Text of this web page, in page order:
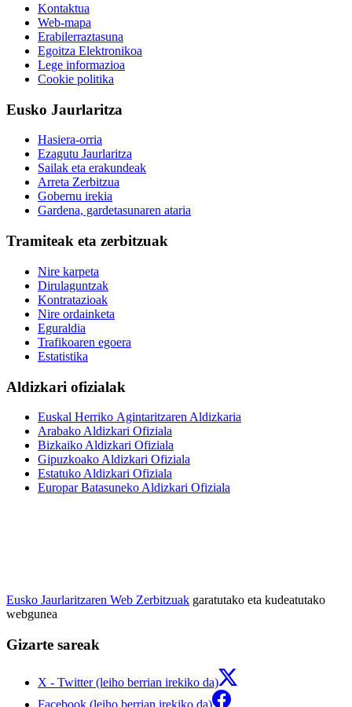
Kontaktua
Web-mapa
Erabilerraztasuna
Egoitza Elektronikoa
Lege informazioa
Cookie politika
Eusko Jaurlaritza
Hasiera-orria
Ezagutu Jaurlaritza
Sailak eta erakundeak
Arreta Zerbitzua
Gobernu irekia
Gardena, gardetasunaren ataria
Tramiteak eta zerbitzuak
Nire karpeta
Dirulaguntzak
Kontratazioak
Nire ordainketa
Eguraldia
Trafikoaren egoera
Estatistika
Aldizkari ofizialak
Euskal Herriko Agintaritzaren Aldizkaria
Arabako Aldizkari Ofiziala
Bizkaiko Aldizkari Ofiziala
Gipuzkoako Aldizkari Ofiziala
Estatuko Aldizkari Ofiziala
Europar Batasuneko Aldizkari Ofiziala
Eusko Jaurlaritzaren Web Zerbitzuak garatutako eta kudeatutako
webgunea
Gizarte sareak
X - Twitter (leiho berrian irekiko da)